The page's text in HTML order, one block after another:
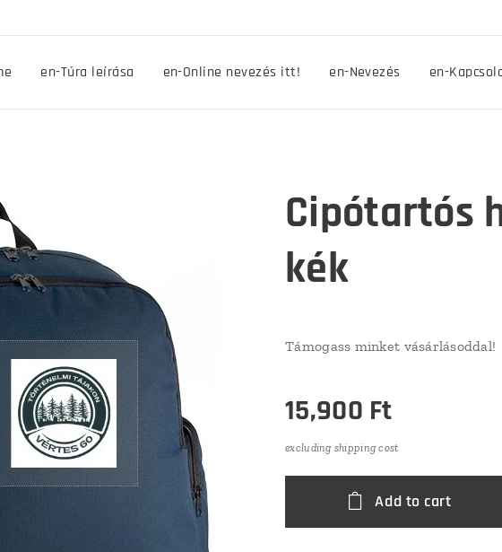
en-Túra leírása en-Online nevezés itt! en-Nevezés en-
Cipótartós
kék
Támogass minket vásárlásoddal!
15,900 Ft
excluding shipping cost
Add to cart